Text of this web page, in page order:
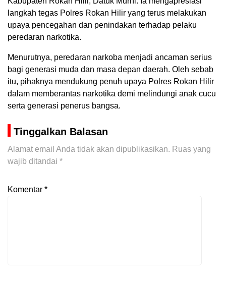
langkah tegas Polres Rokan Hilir yang terus melakukan
upaya pencegahan dan penindakan terhadap pelaku
peredaran narkotika.
Menurutnya, peredaran narkoba menjadi ancaman serius
bagi generasi muda dan masa depan daerah. Oleh sebab
itu, pihaknya mendukung penuh upaya Polres Rokan Hilir
dalam memberantas narkotika demi melindungi anak cucu
serta generasi penerus bangsa.
Tinggalkan Balasan
Alamat email Anda tidak akan dipublikasikan. Ruas yang
wajib ditandai *
Komentar *